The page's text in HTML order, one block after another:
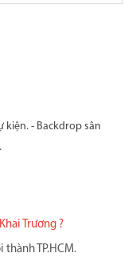
kiện. - Backdrop sân
Trương ?
TP.HCM.